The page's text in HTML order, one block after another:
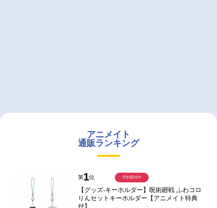
アニメイト
通販ランキング
第1位
【グッズ-キーホルダー】呪術廻戦 ふわコロ
りんセットキーホルダー【アニメイト特典
付】
予約受付中